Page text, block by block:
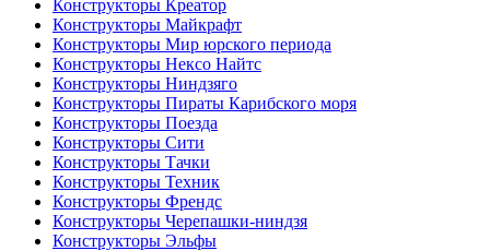
Конструкторы Креатор
Конструкторы Майкрафт
Конструкторы Мир юрского периода
Конструкторы Нексо Найтс
Конструкторы Ниндзяго
Конструкторы Пираты Карибского моря
Конструкторы Поезда
Конструкторы Сити
Конструкторы Тачки
Конструкторы Техник
Конструкторы Френдс
Конструкторы Черепашки-ниндзя
Конструкторы Эльфы